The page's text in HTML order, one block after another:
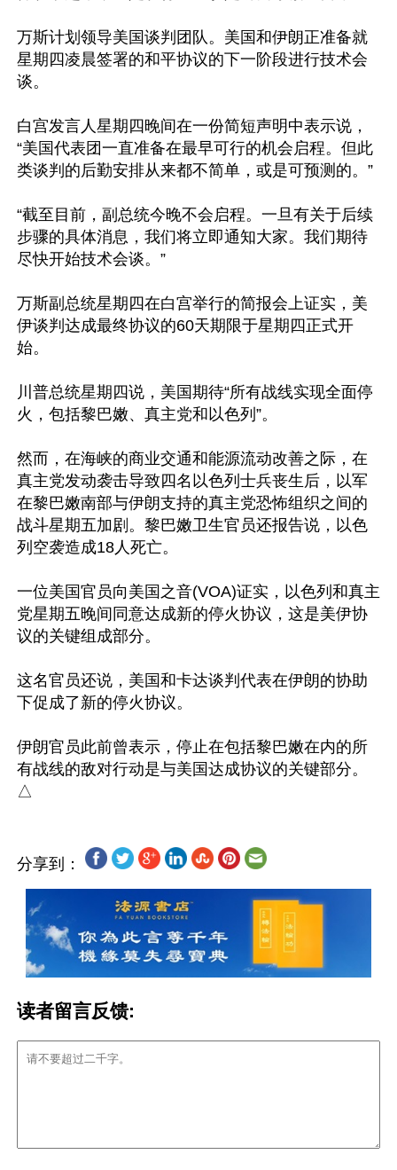
万斯计划领导美国谈判团队。美国和伊朗正准备就
星期四凌晨签署的和平协议的下一阶段进行技术会
谈。
白宫发言人星期四晚间在一份简短声明中表示说，
“美国代表团一直准备在最早可行的机会启程。但此
类谈判的后勤安排从来都不简单，或是可预测的。”
“截至目前，副总统今晚不会启程。一旦有关于后续
步骤的具体消息，我们将立即通知大家。我们期待
尽快开始技术会谈。”
万斯副总统星期四在白宫举行的简报会上证实，美
伊谈判达成最终协议的60天期限于星期四正式开
始。
川普总统星期四说，美国期待“所有战线实现全面停
火，包括黎巴嫩、真主党和以色列”。
然而，在海峡的商业交通和能源流动改善之际，在
真主党发动袭击导致四名以色列士兵丧生后，以军
在黎巴嫩南部与伊朗支持的真主党恐怖组织之间的
战斗星期五加剧。黎巴嫩卫生官员还报告说，以色
列空袭造成18人死亡。
一位美国官员向美国之音(VOA)证实，以色列和真主
党星期五晚间同意达成新的停火协议，这是美伊协
议的关键组成部分。
这名官员还说，美国和卡达谈判代表在伊朗的协助
下促成了新的停火协议。
伊朗官员此前曾表示，停止在包括黎巴嫩在内的所
有战线的敌对行动是与美国达成协议的关键部分。
分享到：
读者留言反馈: